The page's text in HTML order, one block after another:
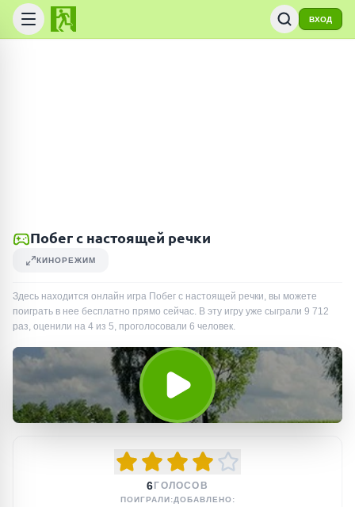
ВХОД
Побег с настоящей речки
КИНОРЕЖИМ
Здесь находится онлайн игра Побег с настоящей речки, вы можете
поиграть в нее бесплатно прямо сейчас. В эту игру уже сыграли 9 712
раз, оценили на 4 из 5, проголосовали 6 человек.
6 ГОЛОСОВ
ПОИГРАЛИ:ДОБАВЛЕНО: